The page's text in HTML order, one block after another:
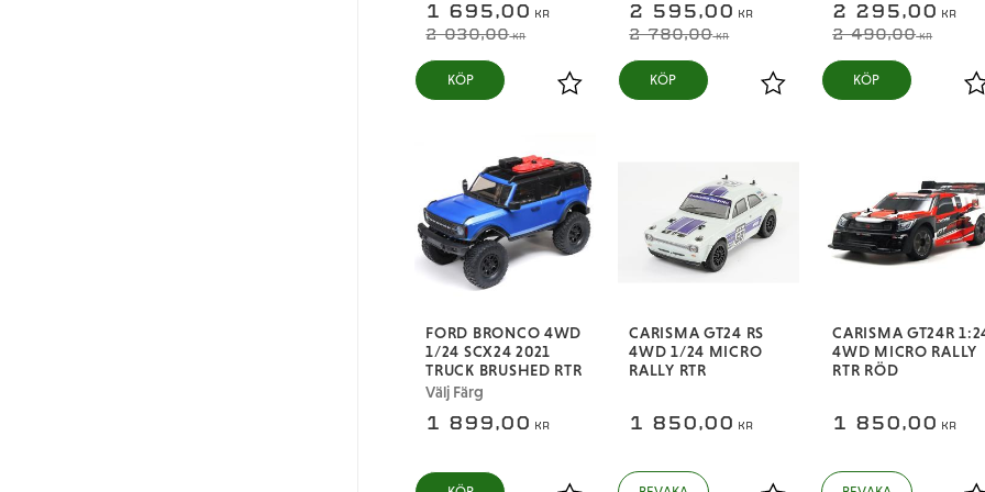
1 695,00 KR
2 030,00KR
Lägg till i favoriter
2 595,00 KR
2 780,00KR
Lägg till i favoriter
2 295,00 KR
2 490,00KR
FORD BRONCO 4WD
1/24 SCX24 2021
TRUCK BRUSHED RTR
Välj Färg
1 899,00 KR
CARISMA GT24 RS
4WD 1/24 MICRO
RALLY RTR
1 850,00 KR
CARISMA GT24R
4WD MICRO RALLY
RTR RÖD
1 850,00 KR